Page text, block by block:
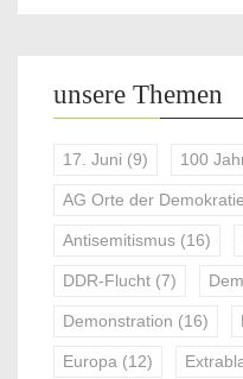
unsere Themen
17. Juni (9) 100
AG Orte der
Antisemitismus (16)
DDR-Flucht (7)
Demonstration (16)
Europa (12)